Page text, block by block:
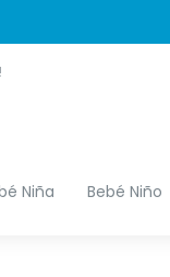
Niña Bebé Niño